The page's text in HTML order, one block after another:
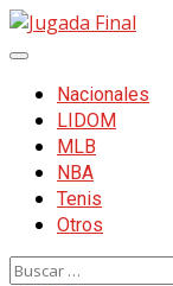
Skip
to
Primary
MenuNacionales
LIDOM
MLB
NBA
Tenis
Otros
Buscar: